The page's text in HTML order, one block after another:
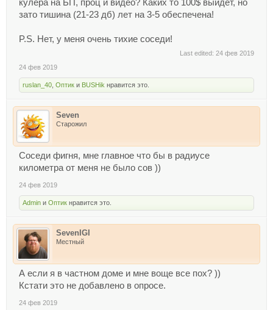
кулера на БП, проц и видео? Каких то 100$ выйдет, но
зато тишина (21-23 дб) лет на 3-5 обеспечена!
P.S. Нет, у меня очень тихие соседи!
Last edited: 24 фев 2019
24 фев 2019
ruslan_40 Оптик и BUSHik нравится это.
Seven
Старожил
Соседи фигня, мне главное что бы в радиусе
километра от меня не было сов ))
24 фев 2019
Admin и Оптик нравится это.
SevenIGI
Местный
А если я в частном доме и мне воще все пох? ))
Кстати это не добавлено в опросе.
24 фев 2019